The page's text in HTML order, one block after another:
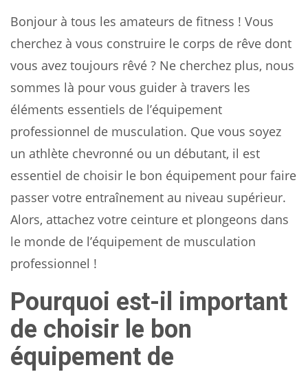
Bonjour à tous les amateurs de fitness ! Vous
cherchez à vous construire le corps de rêve dont
vous avez toujours rêvé ? Ne cherchez plus, nous
sommes là pour vous guider à travers les
éléments essentiels de l’équipement
professionnel de musculation. Que vous soyez
un athlète chevronné ou un débutant, il est
essentiel de choisir le bon équipement pour faire
passer votre entraînement au niveau supérieur.
Alors, attachez votre ceinture et plongeons dans
le monde de l’équipement de musculation
professionnel !
Pourquoi est-il important
de choisir le bon
équipement de